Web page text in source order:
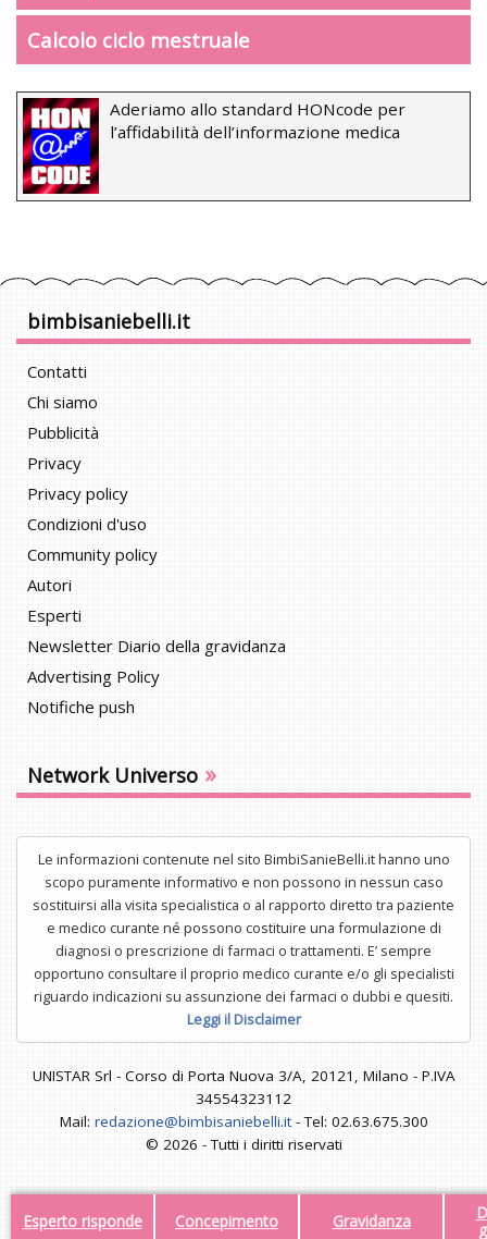
Esperto risponde Concepimento Gravidanza
Calcolo ciclo mestruale
Aderiamo allo standard HONcode per
l’affidabilità dell’informazione medica
bimbisaniebelli.it
Contatti
Chi siamo
Pubblicità
Privacy
Privacy policy
Condizioni d'uso
Community policy
Autori
Esperti
Newsletter Diario della gravidanza
Advertising Policy
Notifiche push
Network Universo »
Le informazioni contenute nel sito BimbiSanieBelli.it hanno uno
scopo puramente informativo e non possono in nessun caso
sostituirsi alla visita specialistica o al rapporto diretto tra paziente
e medico curante né possono costituire una formulazione di
diagnosi o prescrizione di farmaci o trattamenti. E’ sempre
opportuno consultare il proprio medico curante e/o gli specialisti
riguardo indicazioni su assunzione dei farmaci o dubbi e quesiti.
Leggi il Disclaimer
UNISTAR Srl - Corso di Porta Nuova 3/A, 20121, Milano - P.IVA
34554323112
Mail: redazione@bimbisaniebelli.it- Tel: 02.63.675.300
© 2026 - Tutti i diritti riservati